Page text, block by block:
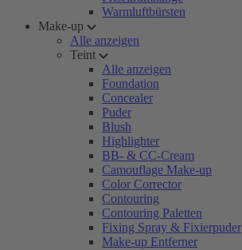
Warmluftbürsten
Make-up
Alle anzeigen
Teint
Alle anzeigen
Foundation
Concealer
Puder
Blush
Highlighter
BB- & CC-Cream
Camouflage Make-up
Color Corrector
Contouring
Contouring Paletten
Fixing Spray & Fixierpuder
Make-up Entferner